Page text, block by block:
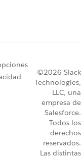
©2026 Slack
Technologies,
LLC, una
empresa de
Salesforce.
Todos los
derechos
reservados.
Las distintas